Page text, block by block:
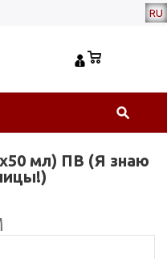
RU
мл) ПВ (Я знаю